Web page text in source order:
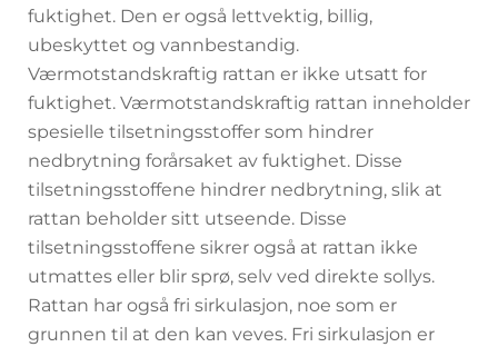
fuktighet. Den er også lettvektig, billig,
ubeskyttet og vannbestandig.
Værmotstandskraftig rattan er ikke utsatt for
fuktighet. Værmotstandskraftig rattan inneholder
spesielle tilsetningsstoffer som hindrer
nedbrytning forårsaket av fuktighet. Disse
tilsetningsstoffene hindrer nedbrytning, slik at
rattan beholder sitt utseende. Disse
tilsetningsstoffene sikrer også at rattan ikke
utmattes eller blir sprø, selv ved direkte sollys.
Rattan har også fri sirkulasjon, noe som er
grunnen til at den kan veves. Fri sirkulasjon er